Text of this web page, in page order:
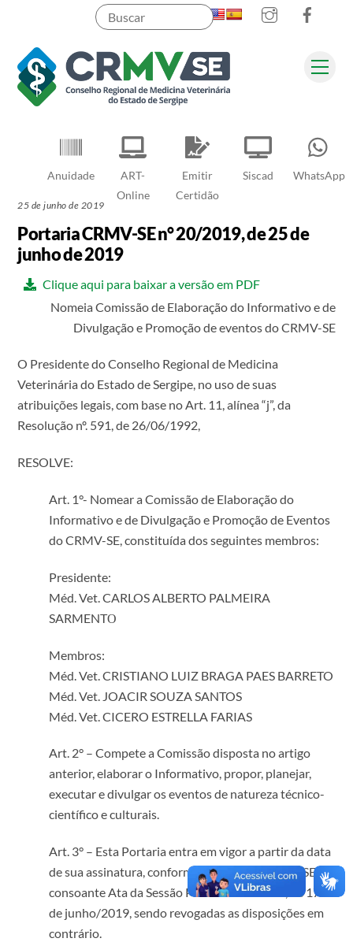
content
Instagram
Anuidade
ART-
Online
Emitir
Certidão
Siscad WhatsApp
25 de junho de 2019
Portaria CRMV-SE n° 20/2019, de 25 de
junho de 2019
Clique aqui para baixar a versão em PDF
Nomeia Comissão de Elaboração do Informativo e de
Divulgação e Promoção de eventos do CRMV-SE
O Presidente do Conselho Regional de Medicina
Veterinária do Estado de Sergipe, no uso de suas
atribuições legais, com base no Art. 11, alínea “j”, da
Resolução nº. 591, de 26/06/1992,
RESOLVE:
Art. 1°- Nomear a Comissão de Elaboração do
Informativo e de Divulgação e Promoção de Eventos
do CRMV-SE, constituída dos seguintes membros:
Presidente:
Méd. Vet. CARLOS ALBERTO PALMEIRA
SARMENTО
Membros:
Méd. Vet. CRISTIANO LUIZ BRAGA PAES BARRETO
Méd. Vet. JOACIR SOUZA SANTOS
Méd. Vet. CICERO ESTRELLA FARIAS
Art. 2° – Compete a Comissão disposta no artigo
anterior, elaborar o Informativo, propor, planejar,
executar e divulgar os eventos de natureza técnico-
científico e culturais.
Art. 3° – Esta Portaria entra em vigor a partir da data
de sua assinatura, conforme decisão do CRMV-SE,
consoante Ata da Sessão Plenária Ordinária, de 17
de junho/2019, sendo revogadas as disposições em
contrário.